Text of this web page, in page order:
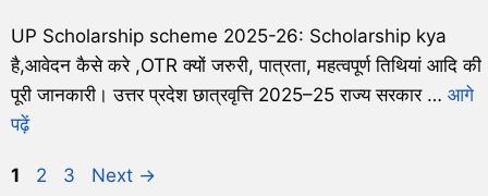
UP Scholarship scheme 2025-26: Scholarship kya
है,आवेदन कैसे करे ,OTR क्यों जरुरी, पात्रता, महत्वपूर्ण तिथियां आदि की
पूरी जानकारी। उत्तर प्रदेश छात्रवृत्ति 2025–25 राज्य सरकार … आगे
पढ़ें
1 2 3 Next →